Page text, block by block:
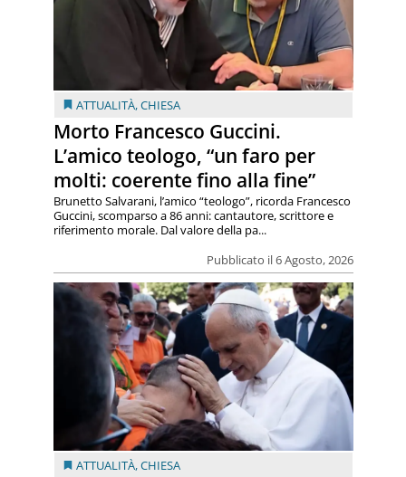
ATTUALITÀ,CHIESA
Morto Francesco Guccini.
L’amico teologo, “un faro per
molti: coerente fino alla fine”
Pubblicato il 6 Agosto, 2026
Brunetto Salvarani, l’amico “teologo”, ricorda Francesco
Guccini, scomparso a 86 anni: cantautore, scrittore e
riferimento morale. Dal valore della pa...
ATTUALITÀ,CHIESA